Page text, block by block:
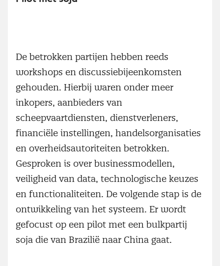
De betrokken partijen hebben reeds
workshops en discussiebijeenkomsten
gehouden. Hierbij waren onder meer
inkopers, aanbieders van
scheepvaartdiensten, dienstverleners,
financiële instellingen, handelsorganisaties
en overheidsautoriteiten betrokken.
Gesproken is over businessmodellen,
veiligheid van data, technologische keuzes
en functionaliteiten. De volgende stap is de
ontwikkeling van het systeem. Er wordt
gefocust op een pilot met een bulkpartij
soja die van Brazilië naar China gaat.